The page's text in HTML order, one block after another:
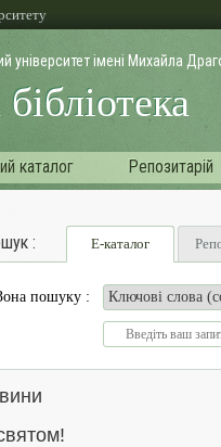
університет імені Михайла
каталог Репозитарій
: Е-каталог
пошуку :